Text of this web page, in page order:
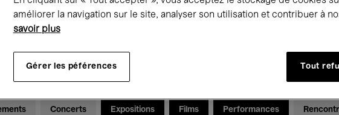
Concerts Expositions Films Performances
améliorer la navigation sur le site, analyser son utilisation et contribuer à
savoir plus
Gérer les péférences Tout